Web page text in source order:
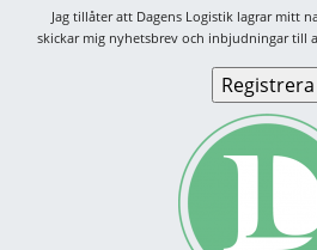
Jag tillåter att Dagens Logistik lagrar mitt
skickar mig nyhetsbrev och inbjudningar till